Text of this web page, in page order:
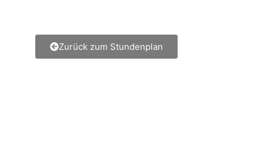
Zurück zum Stundenplan